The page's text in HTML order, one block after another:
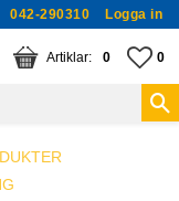
042-290310 Logga in
0
KUNDVAGN
ANTAL 0